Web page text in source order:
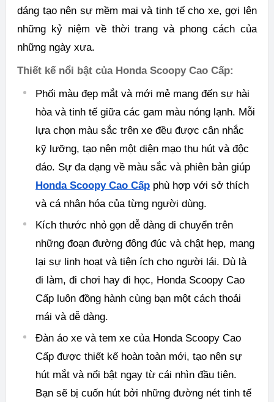
dáng tạo nên sự mềm mại và tinh tế cho xe, gợi lên
những kỷ niệm về thời trang và phong cách của
những ngày xưa.
Thiết kế nổi bật của Honda Scoopy Cao Cấp:
Phối màu đẹp mắt và mới mẻ mang đến sự hài
hòa và tinh tế giữa các gam màu nóng lạnh. Mỗi
lựa chọn màu sắc trên xe đều được cân nhắc
kỹ lưỡng, tạo nên một diện mạo thu hút và độc
đáo. Sự đa dạng về màu sắc và phiên bản giúp
Honda Scoopy Cao Cấpphù hợp với sở thích
và cá nhân hóa của từng người dùng.
Kích thước nhỏ gọn dễ dàng di chuyển trên
những đoạn đường đông đúc và chật hẹp, mang
lại sự linh hoạt và tiện ích cho người lái. Dù là
đi làm, đi chơi hay đi học, Honda Scoopy Cao
Cấp luôn đồng hành cùng bạn một cách thoải
mái và dễ dàng.
Đàn áo xe và tem xe của Honda Scoopy Cao
Cấp được thiết kế hoàn toàn mới, tạo nên sự
hút mắt và nổi bật ngay từ cái nhìn đầu tiên.
Bạn sẽ bị cuốn hút bởi những đường nét tinh tế